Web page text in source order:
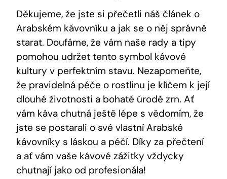
Děkujeme, že jste si přečetli náš článek o
Arabském kávovníku a jak se o něj správně
starat. Doufáme, že vám naše rady a tipy
pomohou udržet tento symbol kávové
kultury v perfektním stavu. Nezapomeňte,
že pravidelná péče o rostlinu je klíčem k její
dlouhé životnosti a bohaté úrodě zrn. Ať
vám káva chutná ještě lépe s vědomím, že
jste se postarali o své vlastní Arabské
kávovníky s láskou a péčí. Díky za přečtení
a ať vám vaše kávové zážitky vždycky
chutnají jako od profesionála!